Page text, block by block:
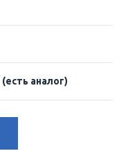
(есть аналог)